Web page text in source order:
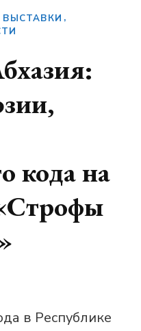
кода на
в Республике